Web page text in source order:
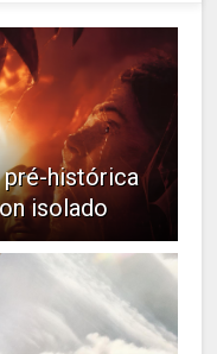
pré-histórica
isolado